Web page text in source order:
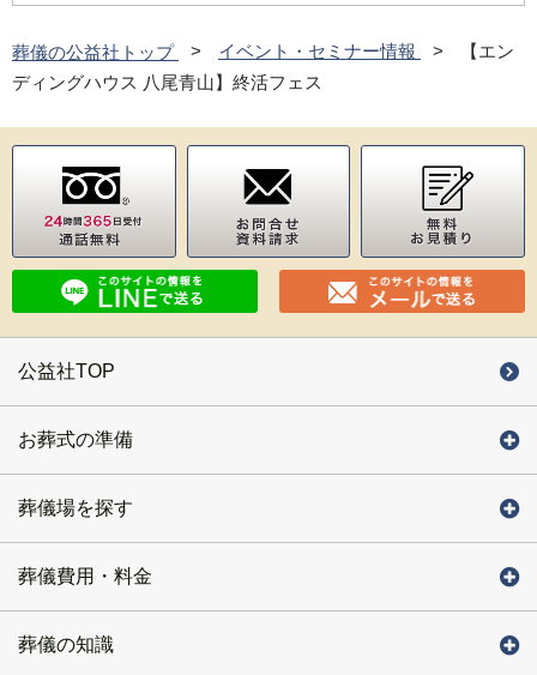
葬儀の公益社トップ イベント・セミナー情報
【エン
ディングハウス 八尾青山】終活フェス
公益社TOP
お葬式の準備
葬儀場を探す
葬儀費用・料金
葬儀の知識